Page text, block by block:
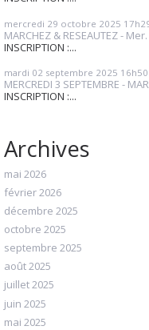
mercredi 29 octobre 2025
MARCHEZ & RESEAUTEZ -
INSCRIPTION :...
mardi 02 septembre 2025 16h50
MERCREDI 3 SEPTEMBRE -
INSCRIPTION :...
Archives
mai 2026
février 2026
décembre 2025
octobre 2025
septembre 2025
août 2025
juillet 2025
juin 2025
mai 2025